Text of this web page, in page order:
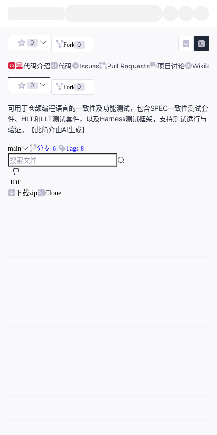
0 Fork 0
代码介绍 代码 Issues Pull Requests 项目讨论 Wiki
0 Fork 0
可用于仓颉编程语言的一致性及功能测试，包含SPEC一致性测试套
件、HLT和LLT测试套件，以及Harness测试框架，支持测试运行与
验证。【此简介由AI生成】
main 分支 6 Tags 8
IDE
下载zip
Clone